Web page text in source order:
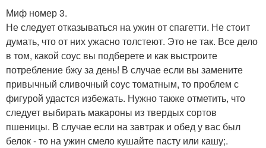
Миф номер 3.
Не следует отказываться на ужин от спагетти. Не стоит
думать, что от них ужасно толстеют. Это не так. Все дело
в том, какой соус вы подберете и как выстроите
потребление бжу за день! В случае если вы замените
привычный сливочный соус томатным, то проблем с
фигурой удастся избежать. Нужно также отметить, что
следует выбирать макароны из твердых сортов
пшеницы. В случае если на завтрак и обед у вас был
белок - то на ужин смело кушайте пасту или кашу;.